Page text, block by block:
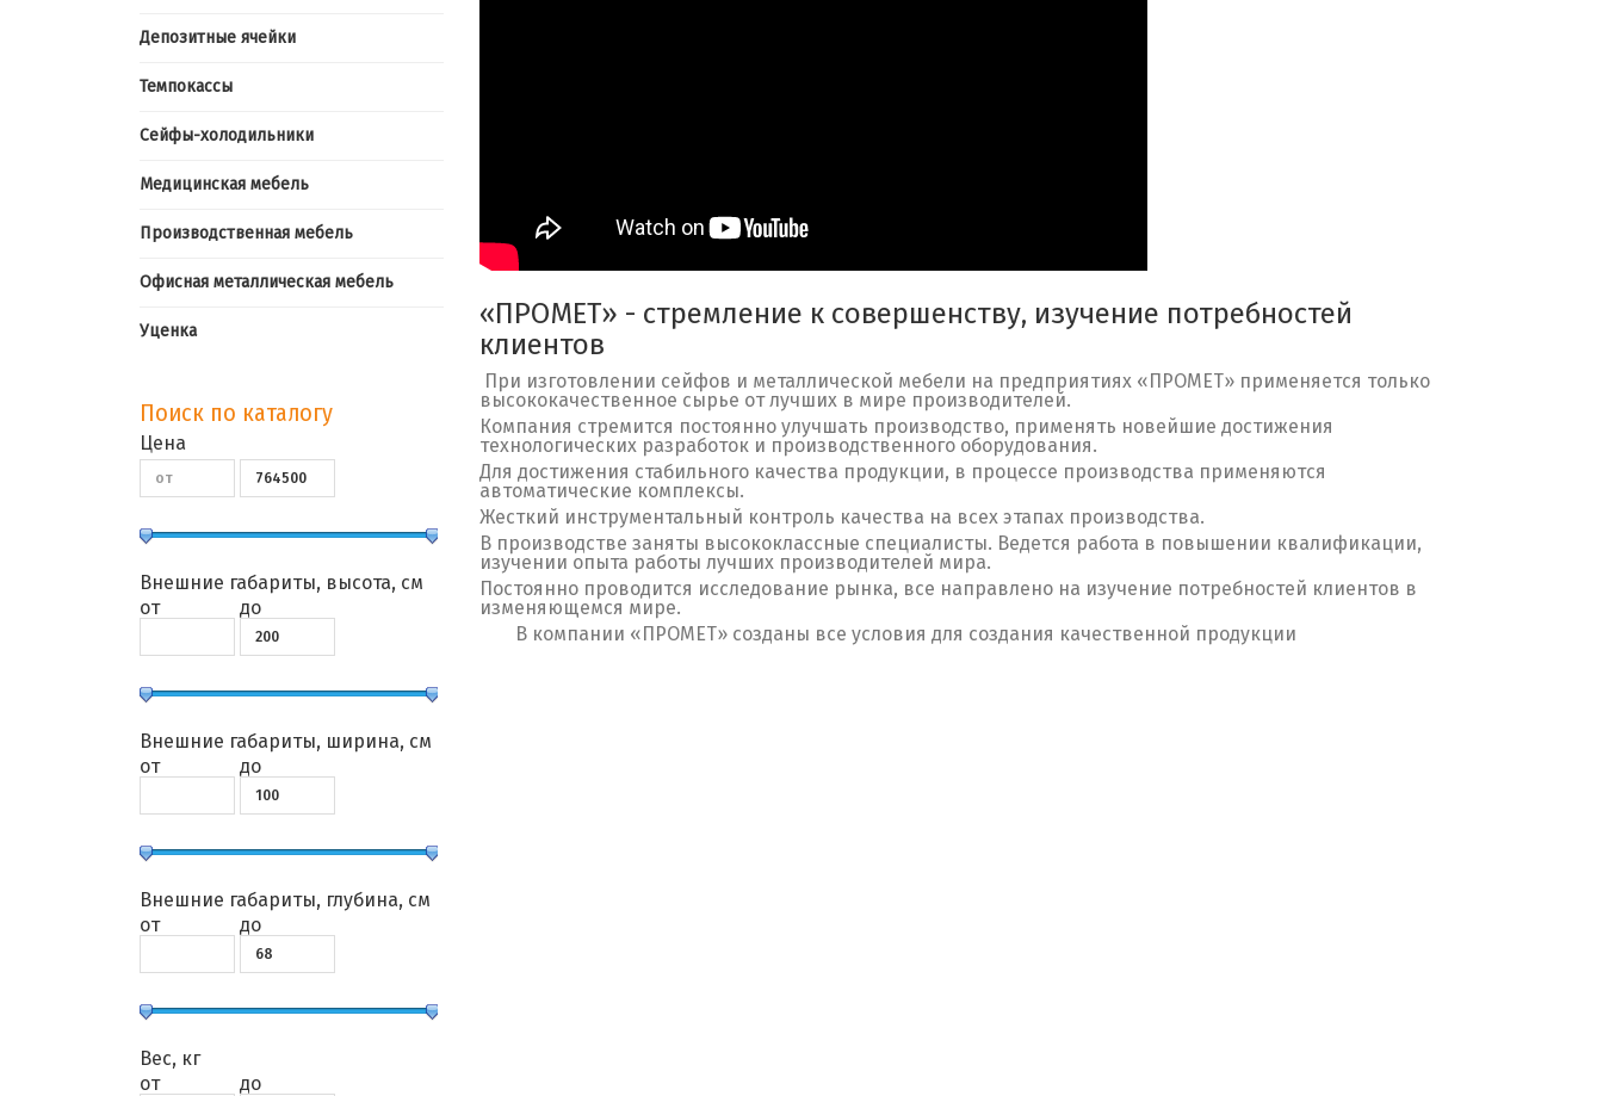
Депозитные ячейки
Темпокассы
Сейфы-холодильники
Медицинская мебель
Производственная мебель
Офисная металлическая мебель
Уценка
Поиск по каталогу
Цена
Внешние габариты, высота, см
от
до
Внешние габариты, ширина, см
от
до
Внешние габариты, глубина, см
от
до
Вес, кг
от
до
«ПРОМЕТ» - стремление к совершенству, изучение потребностей
клиентов
При изготовлении сейфов и металлической мебели на предприятиях «ПРОМЕТ» применяется только
высококачественное сырье от лучших в мире производителей.
Компания стремится постоянно улучшать производство, применять новейшие достижения
технологических разработок и производственного оборудования.
Для достижения стабильного качества продукции, в процессе производства применяются
автоматические комплексы.
Жесткий инструментальный контроль качества на всех этапах производства.
В производстве заняты высококлассные специалисты. Ведется работа в повышении квалификации,
изучении опыта работы лучших производителей мира.
Постоянно проводится исследование рынка, все направлено на изучение потребностей клиентов в
изменяющемся мире.
В компании «ПРОМЕТ» созданы все условия для создания качественной продукции